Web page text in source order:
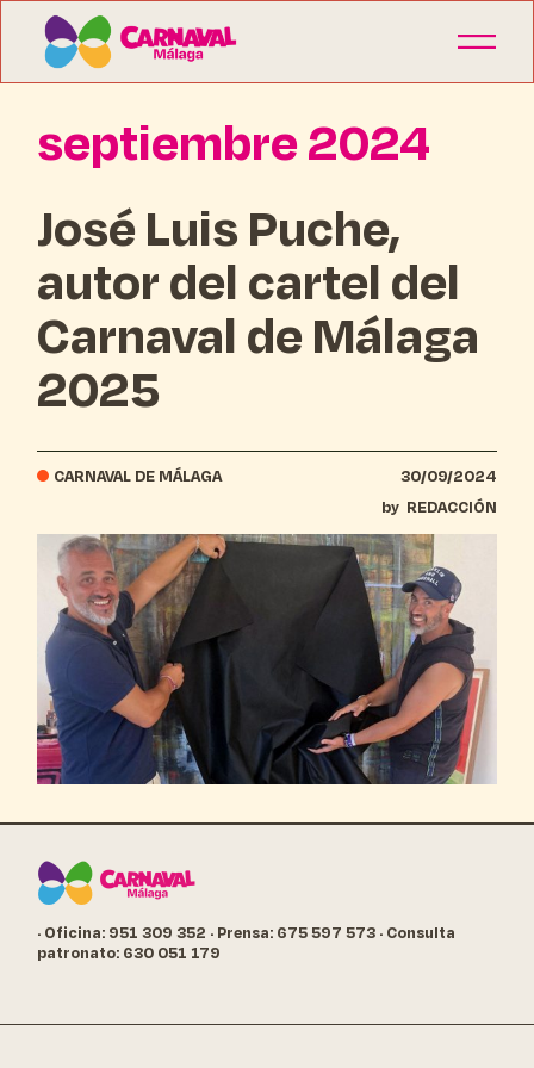
septiembre 2024
José Luis Puche,
autor del cartel del
Carnaval de Málaga
2025
CARNAVAL DE MÁLAGA
30/09/2024
by REDACCIÓN
· Oficina: 951 309 352 · Prensa: 675 597 573 · Consulta
patronato: 630 051 179